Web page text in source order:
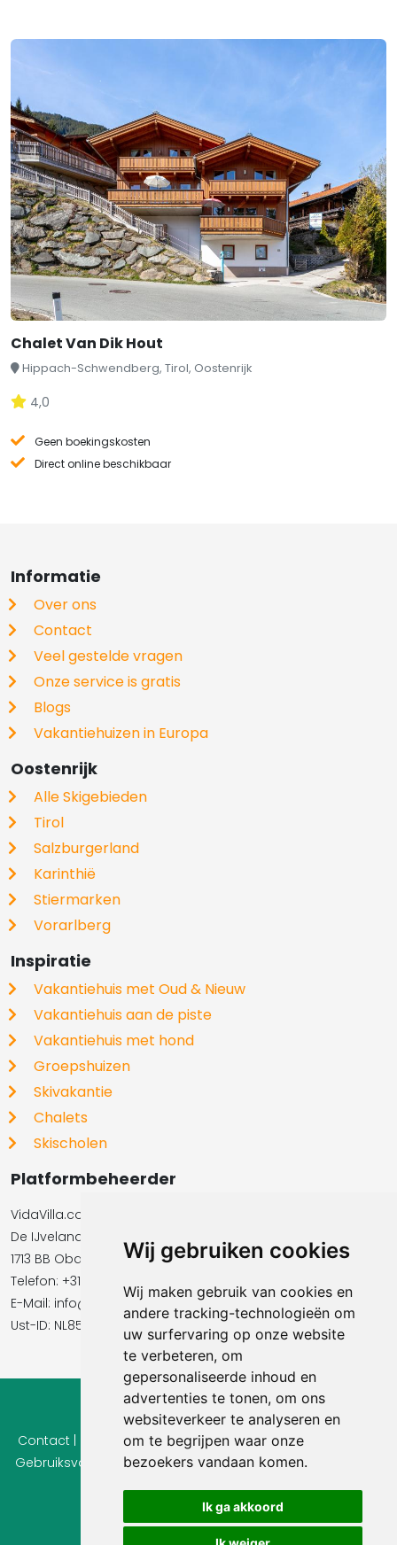
Wij gebruiken cookies
Wij maken gebruik van cookies en
andere tracking-technologieën om
uw surfervaring op onze website
te verbeteren, om
gepersonaliseerde inhoud en
advertenties te tonen, om ons
websiteverkeer te analyseren en
om te begrijpen waar onze
bezoekers vandaan komen.
Ik ga akkoord
Chalet Van Dik Hout
Hippach-Schwendberg, Tirol, Oostenrijk
4,0
Geen boekingskosten
Direct online beschikbaar
Informatie
Over ons
Contact
Veel gestelde vragen
Onze service is gratis
Blogs
Vakantiehuizen in Europa
Oostenrijk
Alle Skigebieden
Tirol
Salzburgerland
Karinthië
Stiermarken
Vorarlberg
Inspiratie
Vakantiehuis met Oud & Nieuw
Vakantiehuis aan de piste
Vakantiehuis met hond
Groepshuizen
Skivakantie
Chalets
Skischolen
Platformbeheerder
VidaVilla.com BV
De IJvelandssloot 20
1713 BB Obdam
Telefon: +31854016545
E-Mail:​​​​ info@vidavilla.com
Ust-ID: NL855781919B01
© 2026 Ferienhaus-Tirol.eu
Contact Privacy|Cookie instellingen|Herroepingsrecht
Gebruiksvoorwaarden|Imprint |Informatie Beoordelingen